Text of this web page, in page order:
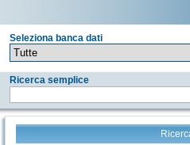
Seleziona banca dati
Ricerca semplice